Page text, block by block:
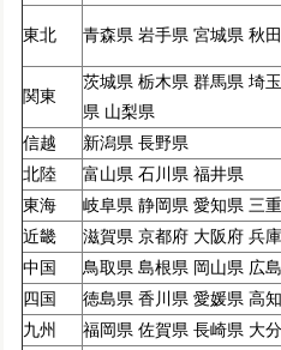
東北 青森県 岩手県 宮城県 秋
関東
茨城県 栃木県 群馬県 埼
県 山梨県
信越 新潟県 長野県
北陸
富山県 石川県 福井県
東海
岐阜県 静岡県 愛知県 三
近畿
滋賀県 京都府 大阪府 兵
中国
鳥取県 島根県 岡山県 広
四国
徳島県 香川県 愛媛県 高
九州
福岡県 佐賀県 長崎県 大